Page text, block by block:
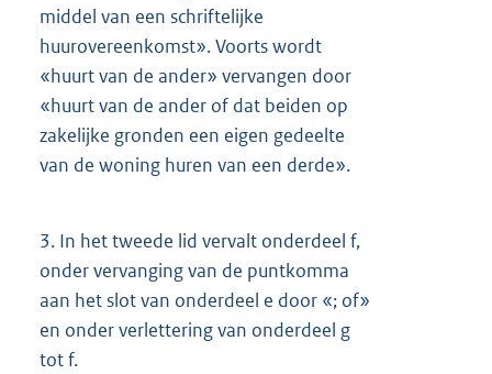
middel van een schriftelijke
huurovereenkomst». Voorts wordt
«huurt van de ander» vervangen door
«huurt van de ander of dat beiden op
zakelijke gronden een eigen gedeelte
van de woning huren van een derde».
3. In het tweede lid vervalt onderdeel f,
onder vervanging van de puntkomma
aan het slot van onderdeel e door «; of»
en onder verlettering van onderdeel g
tot f.